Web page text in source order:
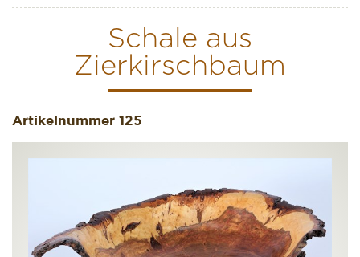
MEINE WERKE
AUSSTELLUNG & KURSE
ÜBER MICH
Schale aus
Zierkirschbaum
Artikelnummer 125